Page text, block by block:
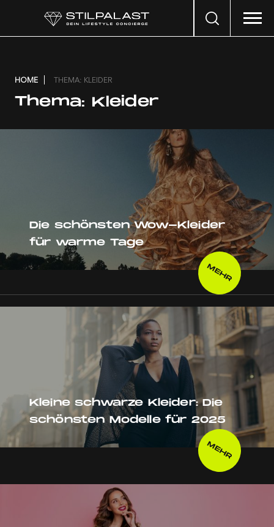
Search
HOME THEMA: KLEIDER
Thema: Kleider
Die schönsten Wow-Kleider
für warme Tage
MEHR
Kleine schwarze Kleider: Die
schönsten Modelle für 2025
MEHR